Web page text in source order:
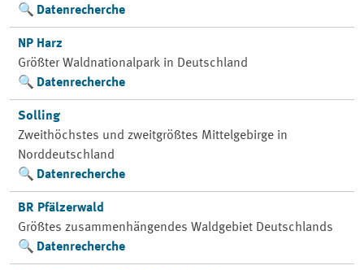
Datenrecherche
NP Harz
Größter Waldnationalpark in Deutschland
Datenrecherche
Solling
Zweithöchstes und zweitgrößtes Mittelgebirge in
Norddeutschland
Datenrecherche
BR Pfälzerwald
Größtes zusammenhängendes Waldgebiet Deutschlands
Datenrecherche